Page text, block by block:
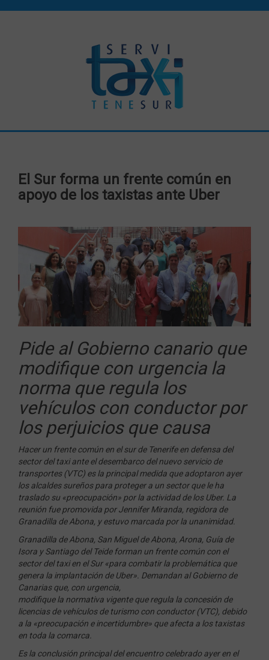
El Sur forma un frente común en
apoyo de los taxistas ante Uber
Pide al Gobierno canario que
modifique con urgencia la
norma que regula los
vehículos con conductor por
los perjuicios que causa
Hacer un frente común en el sur de Tenerife en defensa del
sector del taxi ante el desembarco del nuevo servicio de
transportes (VTC) es la principal medida que adoptaron ayer
los alcaldes sureños para proteger a un sector que le ha
traslado su «preocupación» por la actividad de los Uber. La
reunión fue promovida por Jennifer Miranda, regidora de
Granadilla de Abona, y estuvo marcada por la unanimidad.
Granadilla de Abona, San Miguel de Abona, Arona, Guía de
Isora y Santiago del Teide forman un frente común con el
sector del taxi en el Sur «para combatir la problemática que
genera la implantación de Uber». Demandan al Gobierno de
Canarias que, con urgencia,
modifique la normativa vigente que regula la concesión de
licencias de vehículos de turismo con conductor (VTC), debido
a la «preocupación e incertidumbre» que afecta a los taxistas
en toda la comarca.
Es la conclusión principal del encuentro celebrado ayer en el